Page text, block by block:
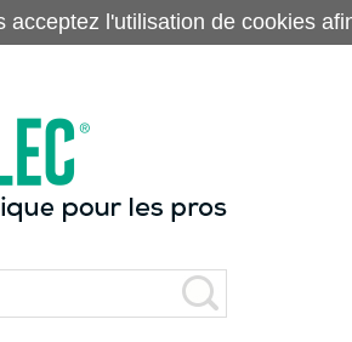
acceptez l'utilisation de cookies